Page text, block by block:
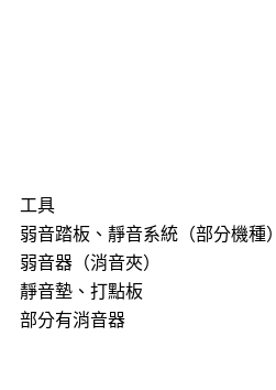
工具
弱音踏板、靜音系統（部分機種）
弱音器（消音夾）
靜音墊、打點板
部分有消音器